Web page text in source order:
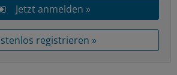
Jetzt anmelden »
registrieren »